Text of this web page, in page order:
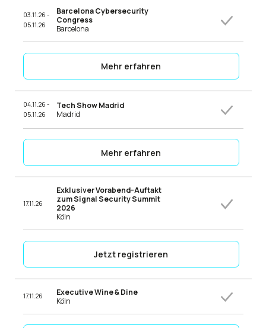
03.11.26 -
05.11.26
Barcelona Cybersecurity
Congress
Barcelona
Mehr erfahren
04.11.26 -
05.11.26
Tech Show Madrid
Madrid
Mehr erfahren
17.11.26
Exklusiver Vorabend-Auftakt
zum Signal Security Summit
2026
Köln
Jetzt registrieren
17.11.26
Executive Wine & Dine
Köln